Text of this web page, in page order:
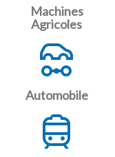
Machines
Agricoles
Automobile